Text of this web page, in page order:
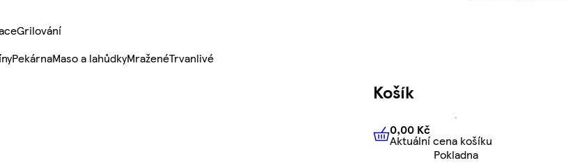
Grilování
PekárnaMaso a lahůdkyMraženéTrvanlivé
Košík
0,00 KčAktuální cena košíku
0,00 Kč
Aktuální cena košíku
Pokladna